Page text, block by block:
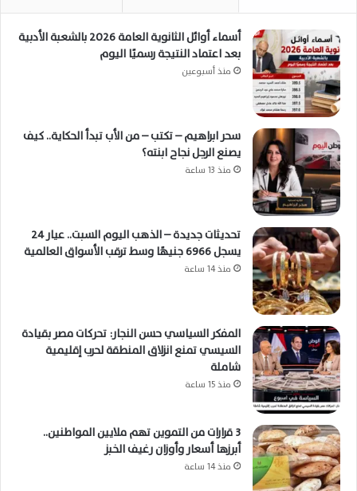
أسماء أوائل الثانوية العامة 2026 بالشعبة الأدبية
بعد اعتماد النتيجة رسميًا اليوم
منذ أسبوعين
سحر ابراهيم – تكتب – من الأب تبدأ الحكاية.. كيف
يصنع الرجل نجاح ابنته؟
منذ 13 ساعة
تحديثات جديدة – الذهب اليوم السبت.. عيار 24
يسجل 6966 جنيهًا وسط ترقب الأسواق العالمية
منذ 14 ساعة
المفكر السياسي حسن النجار: تحركات مصر بقيادة
السيسي تمنع انزلاق المنطقة لحرب إقليمية
شاملة
منذ 15 ساعة
3 قرارات من التموين تهم ملايين المواطنين..
أبرزها أسعار وأوزان رغيف الخبز
منذ 14 ساعة